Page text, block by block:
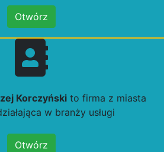
Otwórz
Korczyńskito firma z miasta
w branży usługi
Otwórz